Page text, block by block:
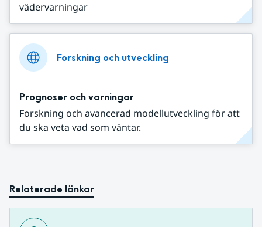
vädervarningar
Forskning och utveckling
Prognoser och varningar
Forskning och avancerad modellutveckling för att
du ska veta vad som väntar.
Relaterade länkar